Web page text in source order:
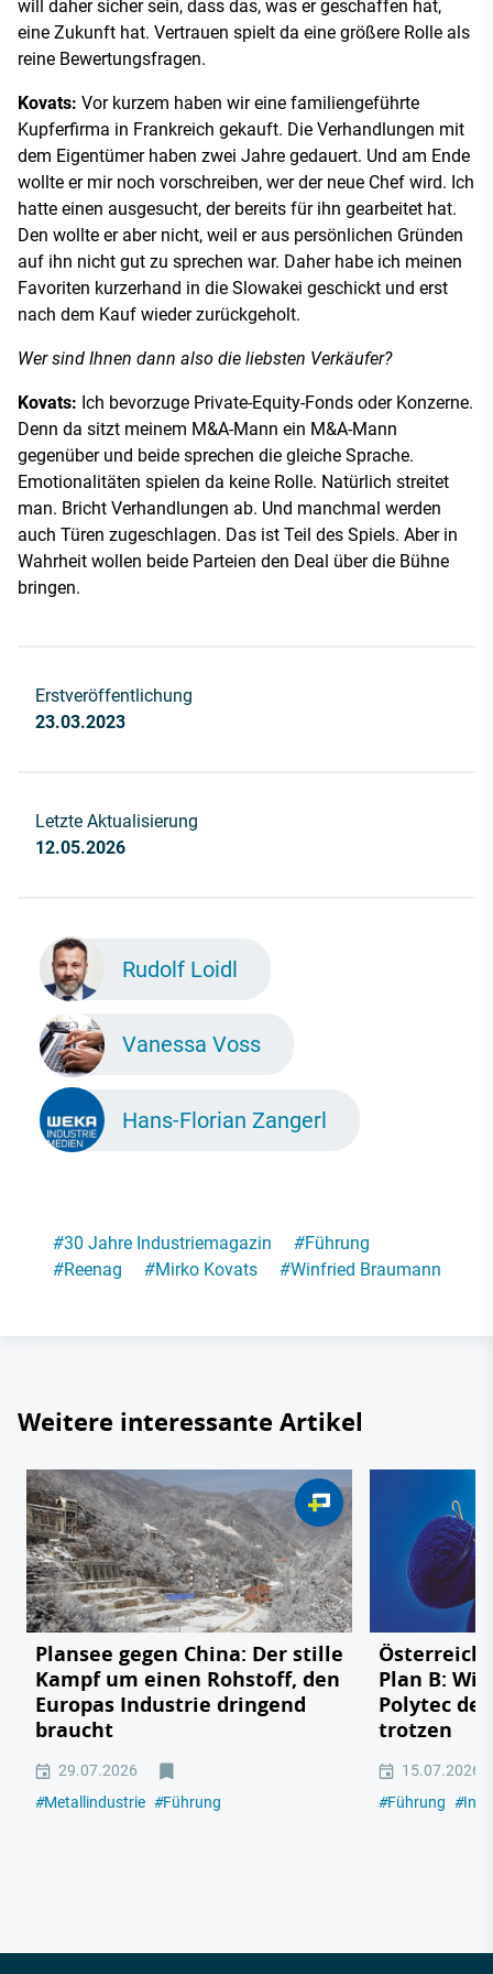
will daher sicher sein, dass das, was er geschaffen hat,
eine Zukunft hat. Vertrauen spielt da eine größere Rolle als
reine Bewertungsfragen.
Kovats: Vor kurzem haben wir eine familiengeführte
Kupferfirma in Frankreich gekauft. Die Verhandlungen mit
dem Eigentümer haben zwei Jahre gedauert. Und am Ende
wollte er mir noch vorschreiben, wer der neue Chef wird. Ich
hatte einen ausgesucht, der bereits für ihn gearbeitet hat.
Den wollte er aber nicht, weil er aus persönlichen Gründen
auf ihn nicht gut zu sprechen war. Daher habe ich meinen
Favoriten kurzerhand in die Slowakei geschickt und erst
nach dem Kauf wieder zurückgeholt.
Wer sind Ihnen dann also die liebsten Verkäufer?
Kovats: Ich bevorzuge Private-Equity-Fonds oder Konzerne.
Denn da sitzt meinem M&A-Mann ein M&A-Mann
gegenüber und beide sprechen die gleiche Sprache.
Emotionalitäten spielen da keine Rolle. Natürlich streitet
man. Bricht Verhandlungen ab. Und manchmal werden
auch Türen zugeschlagen. Das ist Teil des Spiels. Aber in
Wahrheit wollen beide Parteien den Deal über die Bühne
bringen.
Erstveröffentlichung
23.03.2023
Letzte Aktualisierung
12.05.2026
Rudolf Loidl
Vanessa Voss
Hans-Florian Zangerl
#30 Jahre Industriemagazin #Führung
#Reenag #Mirko Kovats #Winfried Braumann
Weitere interessante Artikel
Plansee gegen China: Der stille
Kampf um einen Rohstoff, den
Europas Industrie dringend
braucht
29.07.2026
#Metallindustrie #Führung
Plan B:
Polytec
trotzen
15.07.2026
#Führung #